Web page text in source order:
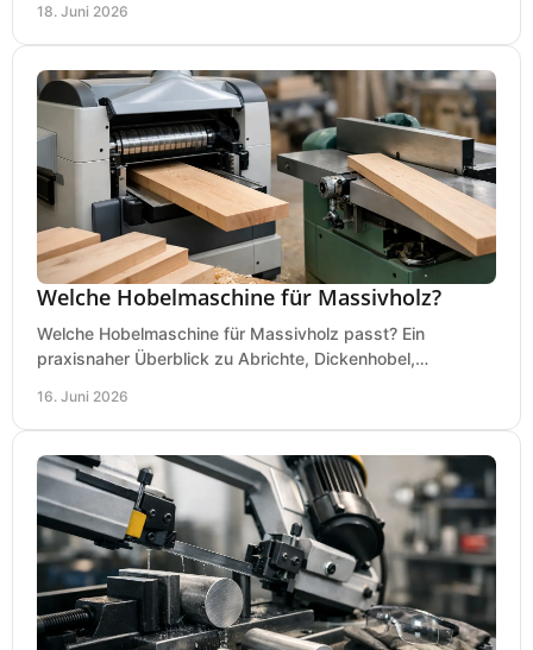
18. Juni 2026
Welche Hobelmaschine für Massivholz?
Welche Hobelmaschine für Massivholz passt? Ein
praxisnaher Überblick zu Abrichte, Dickenhobel,
16. Juni 2026